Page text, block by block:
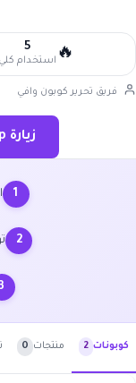
🔥
5
استخدام كلي
فريق تحرير كوبون وافي
زيارة khayal shop | خيال شوب ←
1
2
كوبونات 2 منتجات 0